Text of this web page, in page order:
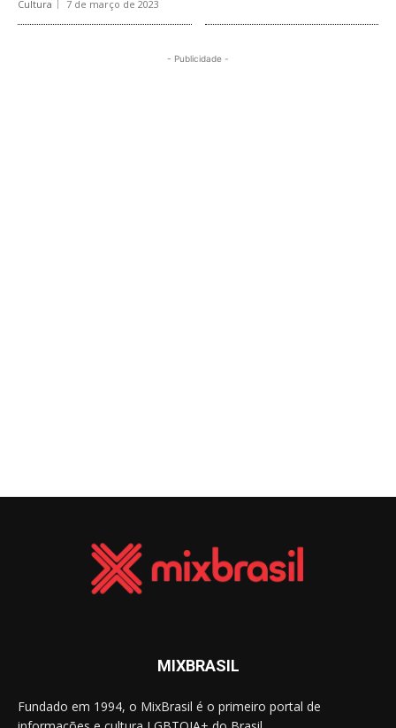
Cultura 7 de março de 2023
- Publicidade -
MIXBRASIL
Fundado em 1994, o MixBrasil é o primeiro portal de